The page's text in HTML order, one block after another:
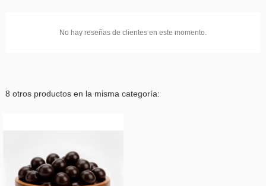
No hay reseñas de clientes en este momento.
8 otros productos en la misma categoría: